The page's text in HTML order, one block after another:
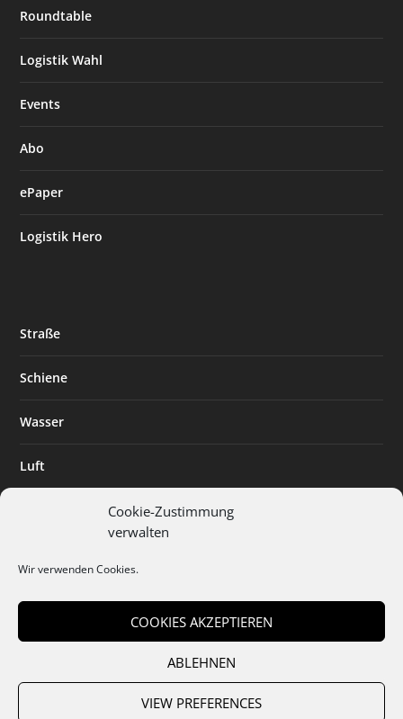
Cookie-Zustimmung
verwalten
Wir verwenden Cookies.
COOKIES AKZEPTIEREN
ABLEHNEN
VIEW PREFERENCES
Roundtable
Logistik Wahl
Events
Abo
ePaper
Logistik Hero
Straße
Schiene
Wasser
Luft
Digitalisierung
Mediadaten Cookies Datenschutz